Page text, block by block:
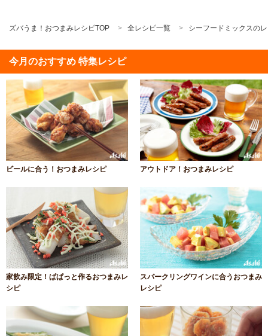
ズバうま！おつまみレシピTOP 全レシピ一覧 シーフードミックスの
今月のおすすめ 特集レシピ
ビールに合う！おつまみレシピ アウトドア！おつまみレシピ
家飲み限定！ぱぱっと作るおつまみレ
シピ
スパークリングワインに合うおつまみ
レシピ